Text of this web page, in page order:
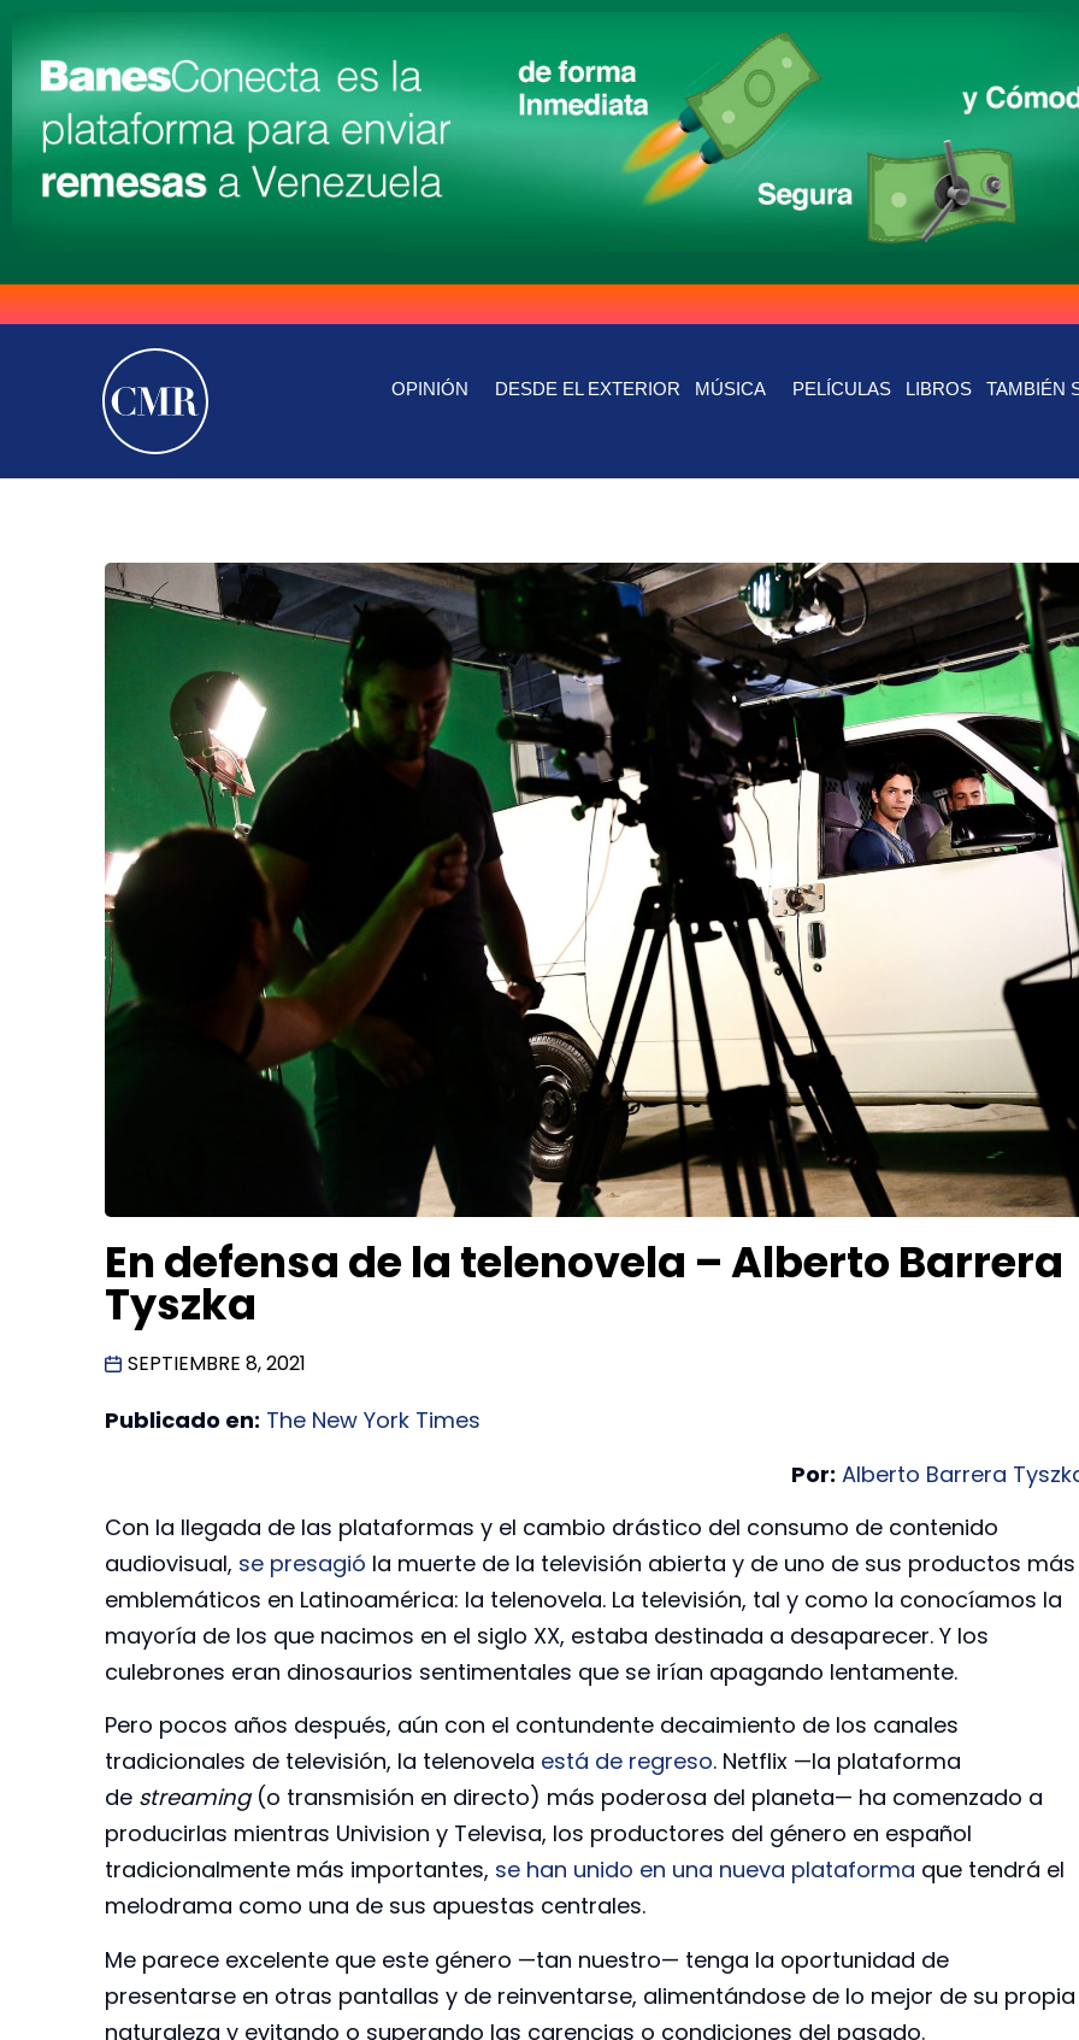
OPINIÓN DESDE EL EXTERIOR MÚSICA PELÍCULAS LIBROS TAMBIÉN
En defensa de la telenovela – Alberto Barrera
Tyszka
SEPTIEMBRE 8, 2021
Publicado en: The New York Times
Por: Alberto Barrera
Con la llegada de las plataformas y el cambio drástico del consumo de contenido
audiovisual, se presagió la muerte de la televisión abierta y de uno de sus productos más
emblemáticos en Latinoamérica: la telenovela. La televisión, tal y como la conocíamos la
mayoría de los que nacimos en el siglo XX, estaba destinada a desaparecer. Y los
culebrones eran dinosaurios sentimentales que se irían apagando lentamente.
Pero pocos años después, aún con el contundente decaimiento de los canales
tradicionales de televisión, la telenovela está de regreso. Netflix —la plataforma
de streaming(o transmisión en directo) más poderosa del planeta— ha comenzado a
producirlas mientras Univision y Televisa, los productores del género en español
tradicionalmente más importantes, se han unido en una nueva plataforma que tendrá el
melodrama como una de sus apuestas centrales.
Me parece excelente que este género —tan nuestro— tenga la oportunidad de
presentarse en otras pantallas y de reinventarse, alimentándose de lo mejor de su propia
naturaleza y evitando o superando las carencias o condiciones del pasado.